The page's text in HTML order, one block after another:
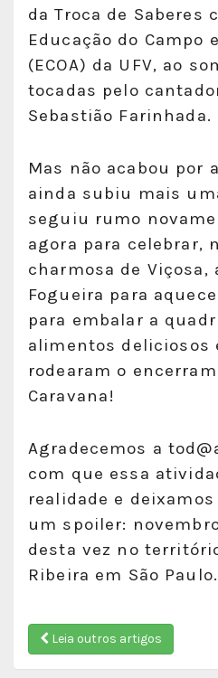
da Troca de Saberes
Educação do Campo
(ECOA) da UFV, ao
tocadas pelo
Sebastião Farinhada.
Mas não acabou por
ainda subiu mais
seguiu rumo
agora para celebrar,
charmosa de Viçosa,
Fogueira para
para embalar a
alimentos deliciosos
rodearam o
Caravana!
Agradecemos a
com que essa
realidade e
um spoiler:
desta vez no
Ribeira em São Paulo.
Leia outros artigos